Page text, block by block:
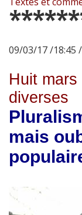
09/03/17 /18:45 /
Huit mars
diverses
mais